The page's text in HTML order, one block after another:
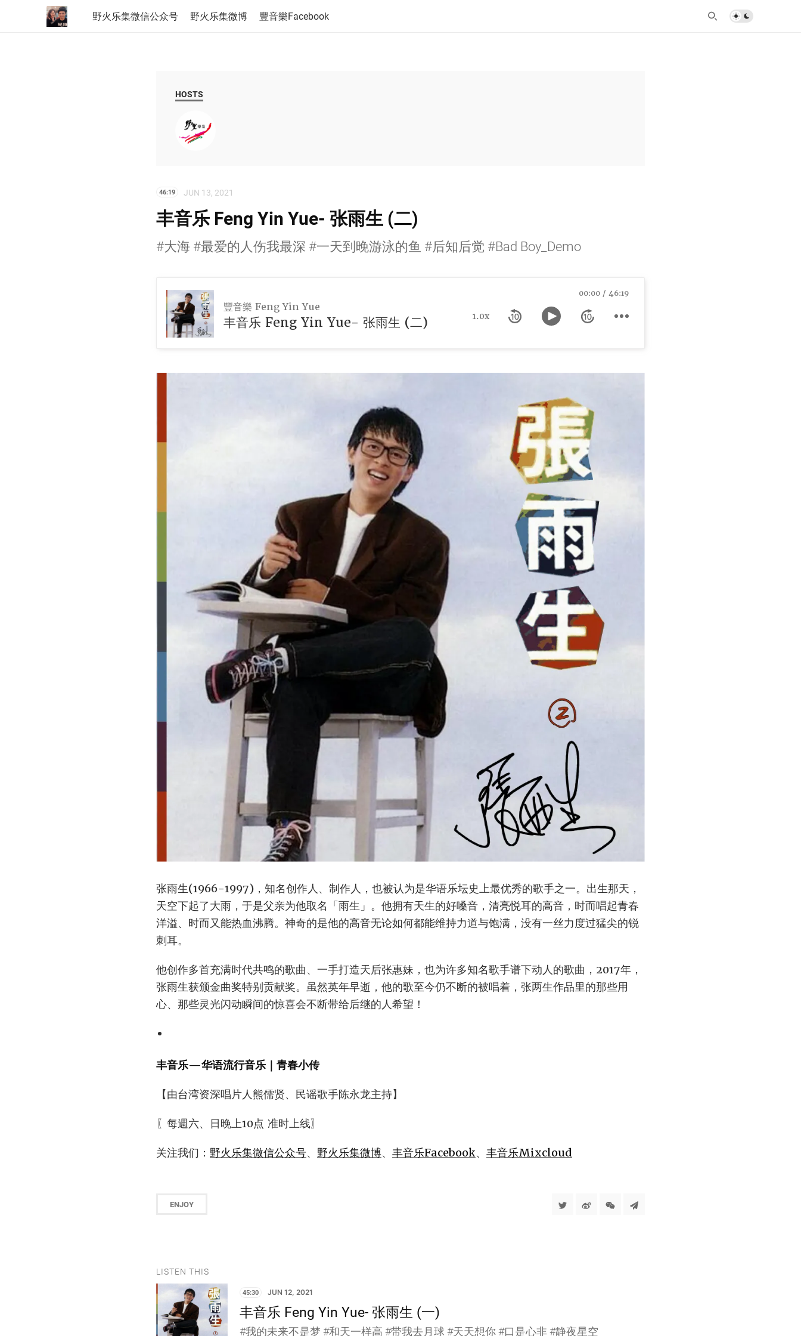
野火乐集微信公众号 野火乐集微博 豐音樂Facebook
HOSTS
46:19 JUN 13, 2021
丰音乐 Feng Yin Yue- 张雨生 (二)
#大海 #最爱的人伤我最深 #一天到晚游泳的鱼 #后知后觉 #Bad Boy_Demo
豐音樂 Feng Yin Yue
丰音乐 Feng Yin Yue- 张雨生 (二) 1.0x
00:00 46:19
张雨生(1966-1997)，知名创作人、制作人，也被认为是华语乐坛史上最优秀的歌手之一。出生那天，
天空下起了大雨，于是父亲为他取名「雨生」。他拥有天生的好嗓音，清亮悦耳的高音，时而唱起青春
洋溢、时而又能热血沸腾。神奇的是他的高音无论如何都能维持力道与饱满，没有一丝力度过猛尖的锐
刺耳。
他创作多首充满时代共鸣的歌曲、一手打造天后张惠妹，也为许多知名歌手谱下动人的歌曲，2017年，
张雨生获颁金曲奖特别贡献奖。虽然英年早逝，他的歌至今仍不断的被唱着，张两生作品里的那些用
心、那些灵光闪动瞬间的惊喜会不断带给后继的人希望！
丰音乐—华语流行音乐｜青春小传
【由台湾资深唱片人熊儒贤、民谣歌手陈永龙主持】
〖每週六、日晚上10点 准时上线〗
关注我们： 野火乐集微信公众号、 野火乐集微博、 丰音乐Facebook、 丰音乐Mixcloud
ENJOY
LISTEN THIS
45:30 JUN 12, 2021
丰音乐 Feng Yin Yue- 张雨生 (一)
#我的未来不是梦 #和天一样高 #带我去月球 #天天想你 #口是心非 #静夜星空